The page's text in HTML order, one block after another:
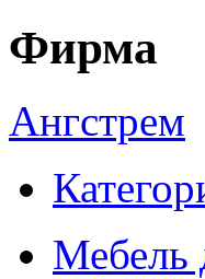
Фирма
Ангстрем
Мебель